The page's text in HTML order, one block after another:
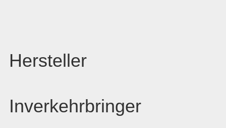
Hersteller
Inverkehrbringer